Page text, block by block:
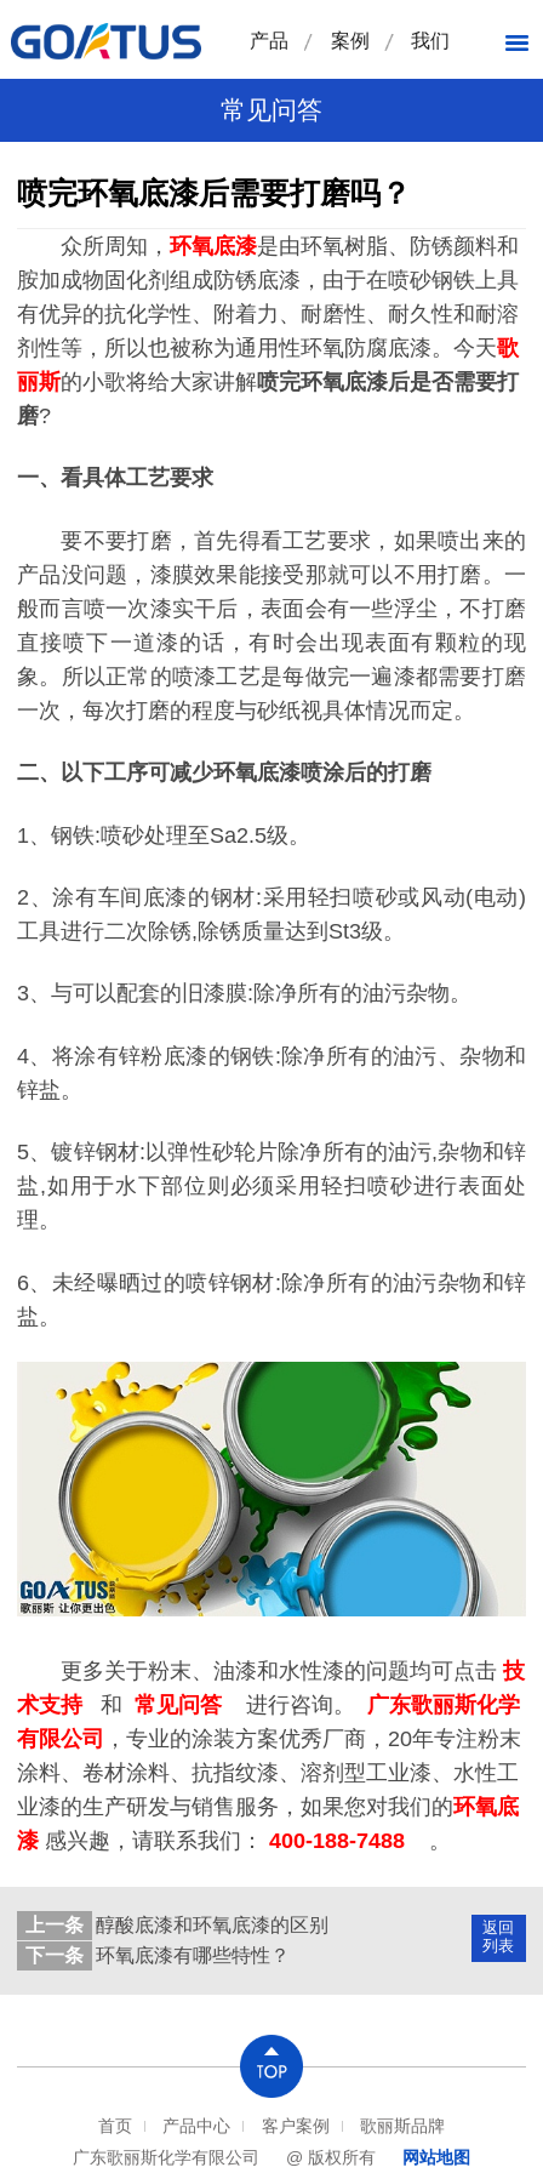
产品 案例 我们
常见问答
喷完环氧底漆后需要打磨吗？
众所周知，环氧底漆是由环氧树脂、防锈颜料和
胺加成物固化剂组成防锈底漆，由于在喷砂钢铁上具
有优异的抗化学性、附着力、耐磨性、耐久性和耐溶
剂性等，所以也被称为通用性环氧防腐底漆。今天歌
丽斯的小歌将给大家讲解喷完环氧底漆后是否需要打
磨?
一、看具体工艺要求
要不要打磨，首先得看工艺要求，如果喷出来的
产品没问题，漆膜效果能接受那就可以不用打磨。一
般而言喷一次漆实干后，表面会有一些浮尘，不打磨
直接喷下一道漆的话，有时会出现表面有颗粒的现
象。所以正常的喷漆工艺是每做完一遍漆都需要打磨
一次，每次打磨的程度与砂纸视具体情况而定。
二、以下工序可减少环氧底漆喷涂后的打磨
1、钢铁:喷砂处理至Sa2.5级。
2、涂有车间底漆的钢材:采用轻扫喷砂或风动(电动)
工具进行二次除锈,除锈质量达到St3级。
3、与可以配套的旧漆膜:除净所有的油污杂物。
4、将涂有锌粉底漆的钢铁:除净所有的油污、杂物和
锌盐。
5、镀锌钢材:以弹性砂轮片除净所有的油污,杂物和锌
盐,如用于水下部位则必须采用轻扫喷砂进行表面处
理。
6、未经曝晒过的喷锌钢材:除净所有的油污杂物和锌
盐。
更多关于粉末、油漆和水性漆的问题均可点击 技
术支持
和 常见问答 进行咨询。
广东歌丽斯化学
有限公司
，专业的涂装方案优秀厂商，20年专注粉末
涂料、卷材涂料、抗指纹漆、溶剂型工业漆、水性工
业漆的生产研发与销售服务，如果您对我们的环氧底
漆 感兴趣，请联系我们： 400-188-7488 。
返回
列表
上一条 醇酸底漆和环氧底漆的区别
下一条 环氧底漆有哪些特性？
首页 产品中心 客户案例
歌丽斯品牌
广东歌丽斯化学有限公司
@ 版权所有 网站地图